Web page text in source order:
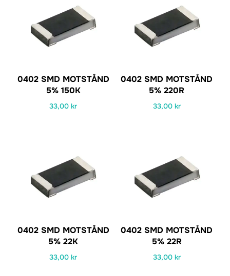
0402 SMD MOTSTÅND
5% 150K
33,00kr
0402 SMD MOTSTÅND
5% 220R
33,00 kr
0402 SMD MOTSTÅND
5% 22K
33,00kr
0402 SMD MOTSTÅND
5% 22R
33,00 kr